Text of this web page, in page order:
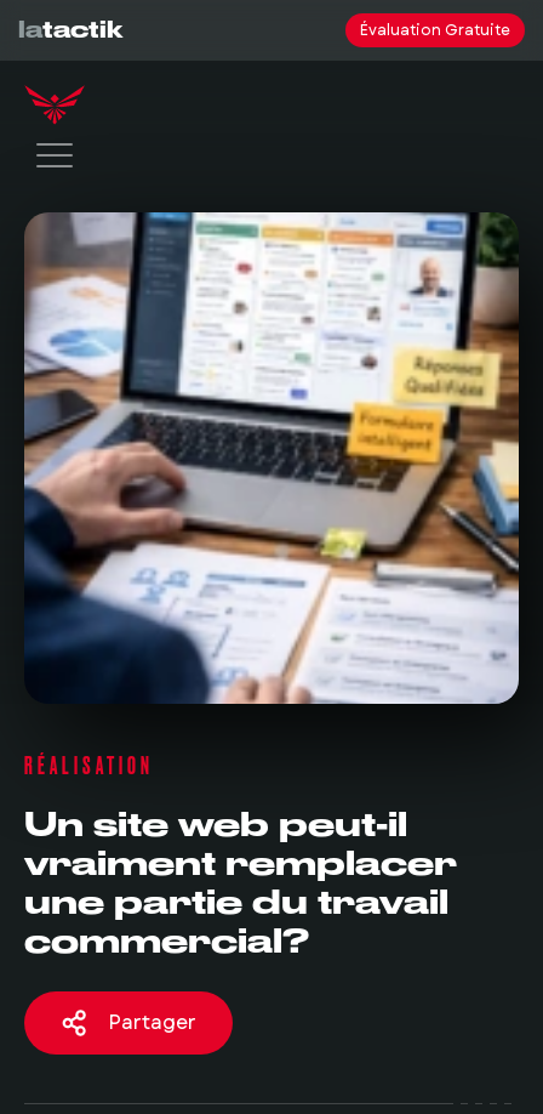
latactik Évaluation Gratuite
RÉALISATION
Un site web peut-il
vraiment remplacer
une partie du travail
commercial?
Partager